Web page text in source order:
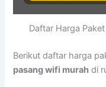
Daftar Harga
Berikut daftar harga
pasang wifi murah di